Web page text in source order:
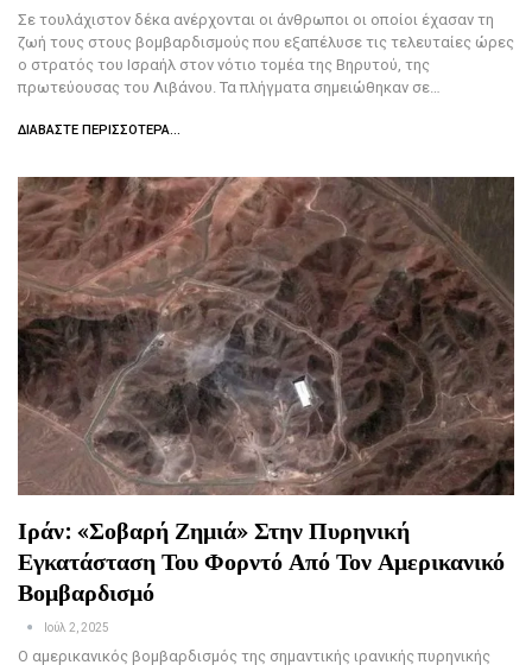
Σε τουλάχιστον δέκα ανέρχονται οι άνθρωποι οι οποίοι έχασαν τη
ζωή τους στους βομβαρδισμούς που εξαπέλυσε τις τελευταίες ώρες
ο στρατός του Ισραήλ στον νότιο τομέα της Βηρυτού, της
πρωτεύουσας του Λιβάνου. Τα πλήγματα σημειώθηκαν σε…
ΔΙΑΒΆΣΤΕ ΠΕΡΙΣΣΌΤΕΡΑ...
Ιράν: «Σοβαρή Ζημιά» Στην Πυρηνική
Εγκατάσταση Του Φορντό Από Τον Αμερικανικό
Βομβαρδισμό
Ιούλ 2, 2025
Ο αμερικανικός βομβαρδισμός της σημαντικής ιρανικής πυρηνικής